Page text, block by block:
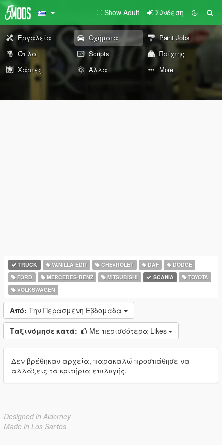
Show Adult Σύνδεση
Εργαλεία Οχήματα
Paint Jobs
Όπλα
Scripts
Παίχτης
Χάρτες
Άλλα More
TRUCK VANILLA EDIT CHEVROLET DAF
DODGE
FORD
MERCEDES-BENZ MITSUBISHI SCANIA
TOYOTA
VOLKSWAGEN
Από: Την Περασμένη Εβδομάδα
Ταξινόμησε κατά: Με περισσότερα Likes
Δεν βρέθηκαν αρχεία, παρακαλώ προσπάθησε να
αλλάξεις τα κριτήρια επιλογής.
Designed in Alderney
Made in Los Santos